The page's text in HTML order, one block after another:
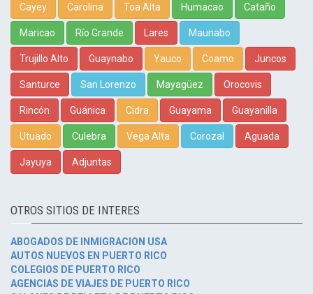
Cayey Carolina Toa Alta Humacao Cataño
Maricao Río Grande Lares Maunabo
Trujillo Alto Guaynabo Yauco Coamo Juncos
Santurce San Lorenzo Mayagüez Orocovis
Rincón Guánica Cidra Guayama Guayanilla
Utuado Culebra Vega Alta Corozal Aguada
Jayuya Adjuntas
OTROS SITIOS DE INTERES
ABOGADOS DE INMIGRACION USA
AUTOS NUEVOS EN PUERTO RICO
COLEGIOS DE PUERTO RICO
AGENCIAS DE VIAJES DE PUERTO RICO